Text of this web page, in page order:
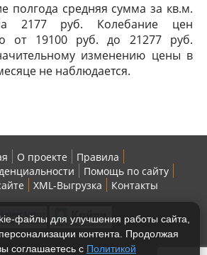
полгода средняя сумма за кв.м.
2177 руб. Колебание цен
от 19100 руб. до 21277 руб.
изменению цены в
не наблюдается.
О проекте
Правила
Помощь по сайту
XML-Выгрузка Контакты
файлы для улучшения работы сайта,
контента. Продолжая
соглашаетесь с Политикой